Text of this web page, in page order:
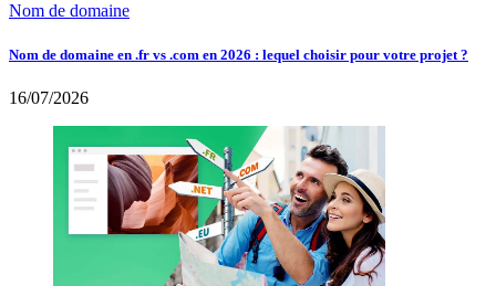
Nom de domaine
Nom de domaine en .fr vs .com en 2026 : lequel choisir pour votre projet ?
16/07/2026